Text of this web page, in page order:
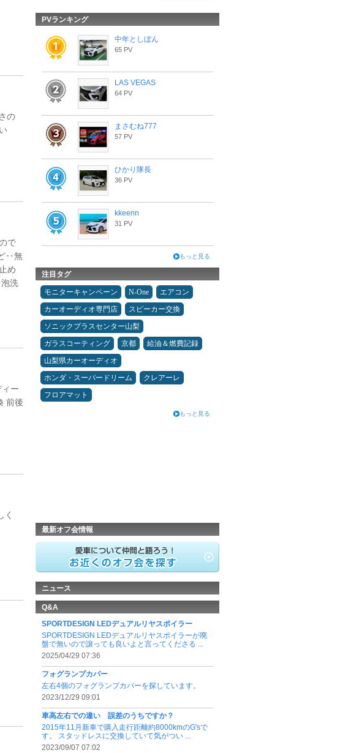
の
で
‥無
め
洗
ー
前後
く
PVランキング
中年としぼん
65 PV
LAS VEGAS
64 PV
まさむね777
57 PV
ひかり隊長
36 PV
kkeenn
31 PV
もっと見る
注目タグ
モニターキャンペーン N-One
エアコン
カーオーディオ専門店
スピーカー交換
ソニックプラスセンター山梨
ガラスコーティング
京都
給油＆燃費記録
山梨県カーオーディオ
ホンダ・スーパードリーム
クレアーレ
フロアマット
もっと見る
最新オフ会情報
ニュース
Q&A
SPORTDESIGN LEDデュアルリヤスポイラー
SPORTDESIGN LEDデュアルリヤスポイラーが廃
盤で無いので譲っても良いよと言ってくださる ...
2025/04/29 07:36
フォグランプカバー
左右4個のフォグランプカバーを探しています。
2023/12/29 09:01
車高左右での違い 誤差のうちですか？
2015年11月新車で購入走行距離約8000kmのG'sで
す。 スタッドレスに交換していて気がつい ...
2023/09/07 07:02